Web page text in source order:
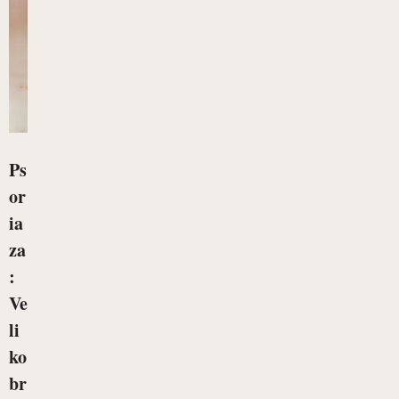
Ps
or
ia
za
:
Ve
li
ko
br